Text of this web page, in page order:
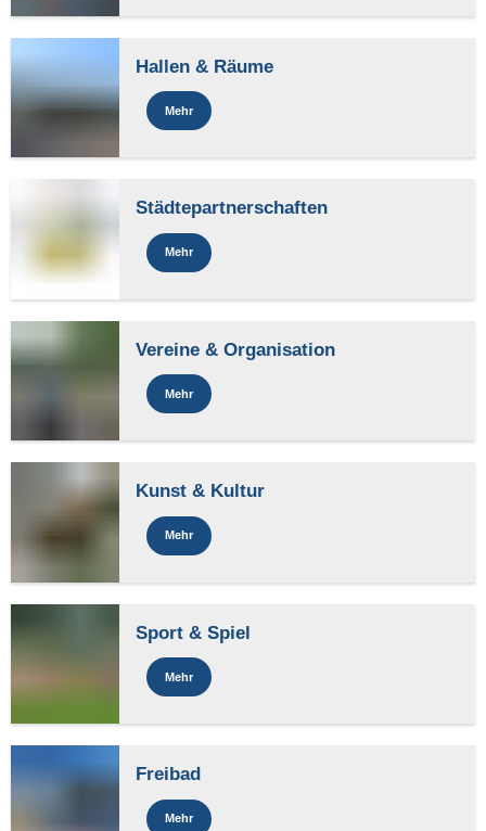
Hallen & Räume
Mehr
Städtepartnerschaften
Mehr
Vereine & Organisation
Mehr
Kunst & Kultur
Mehr
Sport & Spiel
Mehr
Freibad
Mehr